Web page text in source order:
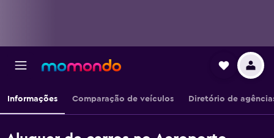
Informações Comparação de veículos Diretório de